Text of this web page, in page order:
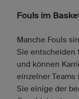
Fouls im
Manche Fouls
Sie entscheiden
und können
einzelner
Sie einige der